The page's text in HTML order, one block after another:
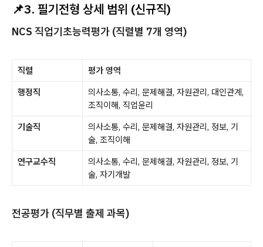
📌3. 필기전형 상세 범위 (신규직)
NCS 직업기초능력평가 (직렬별 7개 영역)
직렬
평가 영역
행정직
의사소통, 수리, 문제해결, 자원관리, 대인관계,
조직이해, 직업윤리
기술직
의사소통, 수리, 문제해결, 자원관리, 정보, 기
술, 조직이해
연구교수직
의사소통, 수리, 문제해결, 자원관리, 정보, 기
술, 자기개발
전공평가 (직무별 출제 과목)